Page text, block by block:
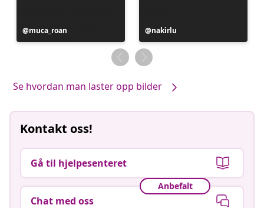
Innlegg
publisert
muca_roan
Innlegg
publisert
av
nakirlu
Se hvordan man laster opp bilder
Kontakt oss!
Gå til hjelpesenteret
Anbefalt
Chat med oss